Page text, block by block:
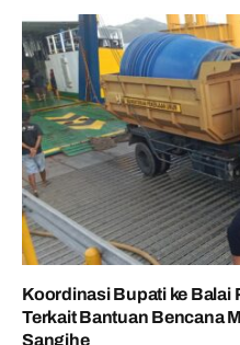
Koordinasi Bupati ke Balai
Terkait Bantuan Bencana
Sangihe